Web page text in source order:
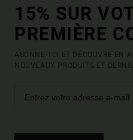
15% SUR
PREMIÈRE
ABONNE-TOI ET DÉCOUVRE EN
NOUVEAUX PRODUITS ET